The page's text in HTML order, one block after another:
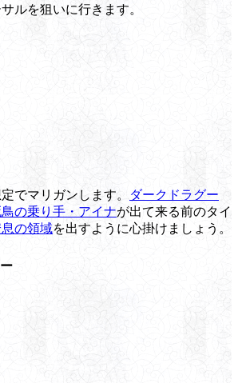
ルを狙いに行きます。
でマリガンします。
ダークドラグー
の乗り手・アイナが出て来る前のタイ
の領域を出すように心掛けましょう。